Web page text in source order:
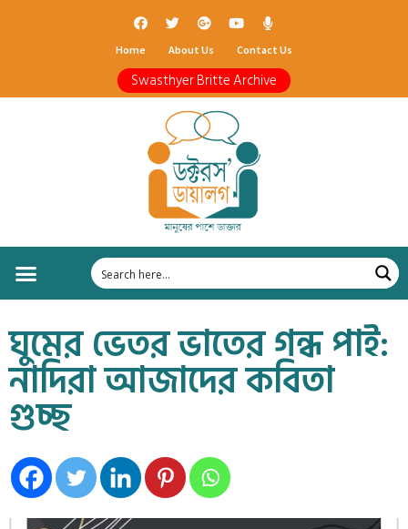
Home About Us Contact Us
Swasthyer Britte Archive
ঘুমের ভেতর ভাতের গন্ধ পাই:
নাদিরা আজাদের কবিতা
গুচ্ছ